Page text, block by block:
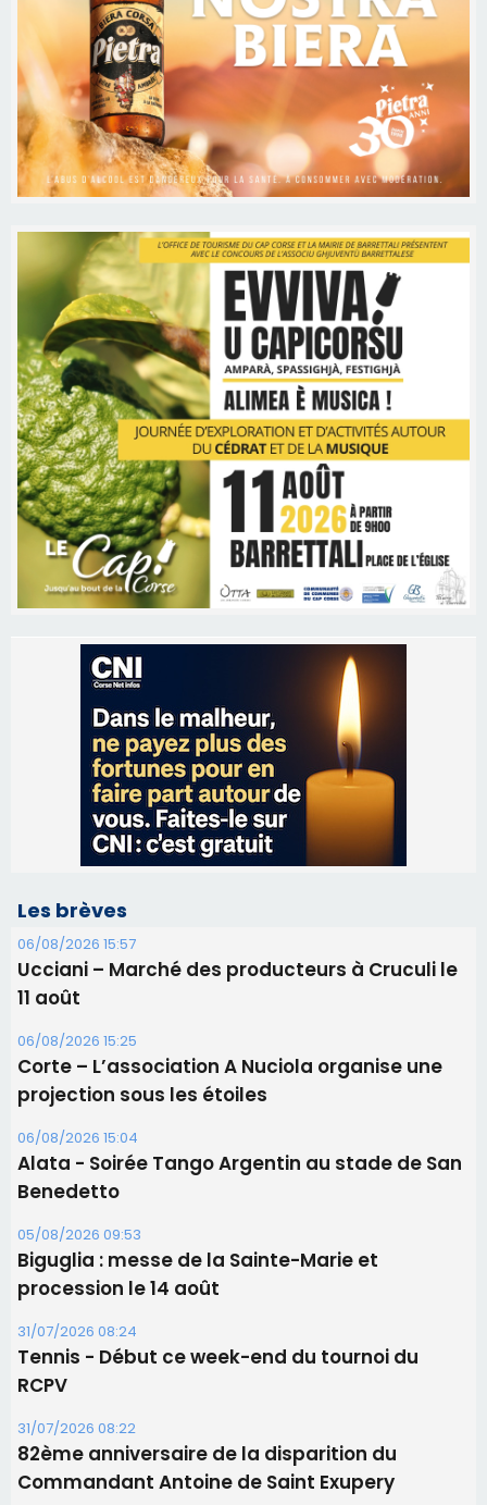
Les brèves
06/08/2026 15:57
Ucciani – Marché des producteurs à Cruculi le
11 août
06/08/2026 15:25
Corte – L’association A Nuciola organise une
projection sous les étoiles
06/08/2026 15:04
Alata - Soirée Tango Argentin au stade de San
Benedetto
05/08/2026 09:53
Biguglia : messe de la Sainte-Marie et
procession le 14 août
31/07/2026 08:24
Tennis - Début ce week-end du tournoi du
RCPV
31/07/2026 08:22
82ème anniversaire de la disparition du
Commandant Antoine de Saint Exupery